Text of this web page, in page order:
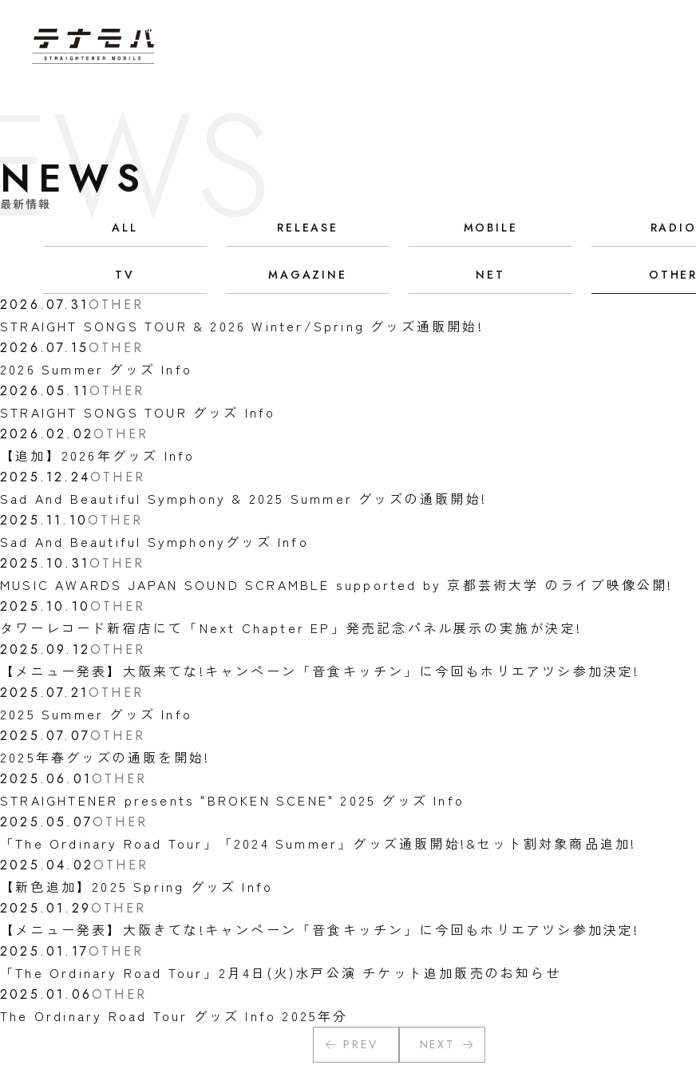
NEWS
最新情報
ALL
RELEASE MOBILE RADIO
TV MAGAZINE NET OTHER
2026.07.31 OTHER
STRAIGHT SONGS TOUR & 2026 Winter/Spring グッズ通販開始!
2026.07.15OTHER
2026 Summer グッズ Info
2026.05.11 OTHER
STRAIGHT SONGS TOUR グッズ Info
2026.02.02OTHER
【追加】2026年グッズ Info
2025.12.24OTHER
Sad And Beautiful Symphony & 2025 Summer グッズの通販開始!
2025.11.10OTHER
Sad And Beautiful Symphonyグッズ Info
2025.10.31 OTHER
MUSIC AWARDS JAPAN SOUND SCRAMBLE supported by 京都芸術大学 のライブ映像公開!
2025.10.10OTHER
タワーレコード新宿店にて「Next Chapter EP」発売記念パネル展示の実施が決定!
2025.09.12OTHER
【メニュー発表】大阪来てな!キャンペーン「音食キッチン」に今回もホリエアツシ参加決定!
2025.07.21 OTHER
2025 Summer グッズ Info
2025.07.07OTHER
2025年春グッズの通販を開始!
2025.06.01 OTHER
STRAIGHTENER presents "BROKEN SCENE" 2025 グッズ Info
2025.05.07OTHER
「The Ordinary Road Tour」「2024 Summer」グッズ通販開始!&セット割対象商品追加!
2025.04.02OTHER
【新色追加】2025 Spring グッズ Info
2025.01.29OTHER
【メニュー発表】大阪きてな!キャンペーン「音食キッチン」に今回もホリエアツシ参加決定!
2025.01.17OTHER
「The Ordinary Road Tour」2月4日(火)水戸公演 チケット追加販売のお知らせ
2025.01.06OTHER
The Ordinary Road Tour グッズ Info 2025年分
PREV NEXT